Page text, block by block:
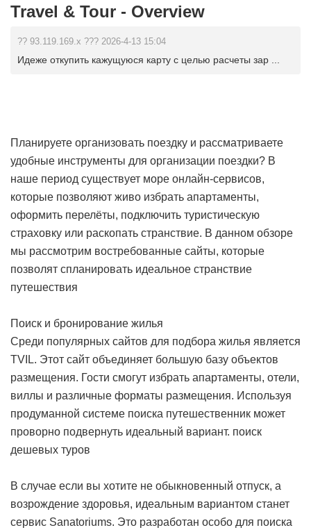
Travel & Tour - Overview
?? 93.119.169.x ??? 2026-4-13 15:04
Идеже откупить кажущуюся карту с целью расчеты зар ...
Планируете организовать поездку и рассматриваете
удобные инструменты для организации поездки? В
наше период существует море онлайн-сервисов,
которые позволяют живо избрать апартаменты,
оформить перелёты, подключить туристическую
страховку или раскопать странствие. В данном обзоре
мы рассмотрим востребованные сайты, которые
позволят спланировать идеальное странствие
путешествия
Поиск и бронирование жилья
Среди популярных сайтов для подбора жилья является
TVIL. Этот сайт объединяет большую базу объектов
размещения. Гости смогут избрать апартаменты, отели,
виллы и различные форматы размещения. Используя
продуманной системе поиска путешественник может
проворно подвернуть идеальный вариант. поиск
дешевых туров
В случае если вы хотите не обыкновенный отпуск, а
возрождение здоровья, идеальным вариантом станет
сервис Sanatoriums. Это разработан особо для поиска